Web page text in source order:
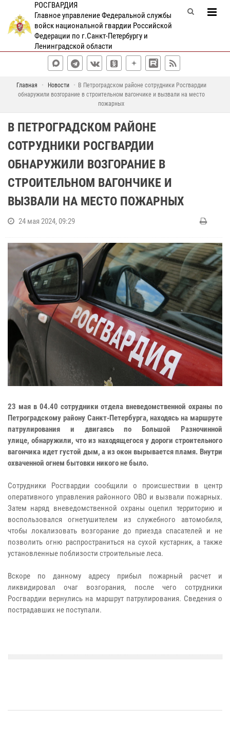
РОСГВАРДИЯ
Главное управление Федеральной службы
войск национальной гвардии Российской
Федерации по г.Санкт-Петербургу и
Ленинградской области
Главная Новости
В Петроградском районе сотрудники Росгвардии
обнаружили возгорание в строительном вагончике и вызвали на место
пожарных
В ПЕТРОГРАДСКОМ РАЙОНЕ
СОТРУДНИКИ РОСГВАРДИИ
ОБНАРУЖИЛИ ВОЗГОРАНИЕ В
СТРОИТЕЛЬНОМ ВАГОНЧИКЕ И
ВЫЗВАЛИ НА МЕСТО ПОЖАРНЫХ
24 мая 2024, 09:29
23 мая в 04.40 сотрудники отдела вневедомственной охраны по
Петроградскому району Санкт-Петербурга, находясь на маршруте
патрулирования и двигаясь по Большой Разночинной
улице, обнаружили, что из находящегося у дороги строительного
вагончика идет густой дым, а из окон вырывается пламя. Внутри
охваченной огнем бытовки никого не было.
Сотрудники Росгвардии сообщили о происшествии в центр
оперативного управления районного ОВО и вызвали пожарных.
Затем наряд вневедомственной охраны оцепил территорию и
воспользовался огнетушителем из служебного автомобиля,
чтобы локализовать возгорание до приезда спасателей и не
позволить огню распространиться на сухой кустарник, а также
установленные поблизости строительные леса.
Вскоре по данному адресу прибыл пожарный расчет и
ликвидировал очаг возгорания, после чего сотрудники
Росгвардии вернулись на маршрут патрулирования. Сведения о
пострадавших не поступали.